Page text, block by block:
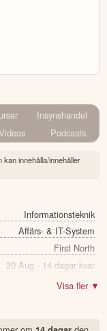
Insynshandel
Podcasts
innehålla/innehåller
Informationsteknik
Affärs- & IT-System
First North
20 Aug - 14 dagar kvar
Nej
Visa fler ▼